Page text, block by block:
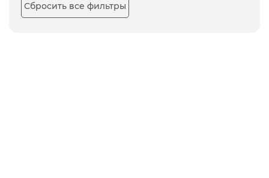
Сбросить все фильтры